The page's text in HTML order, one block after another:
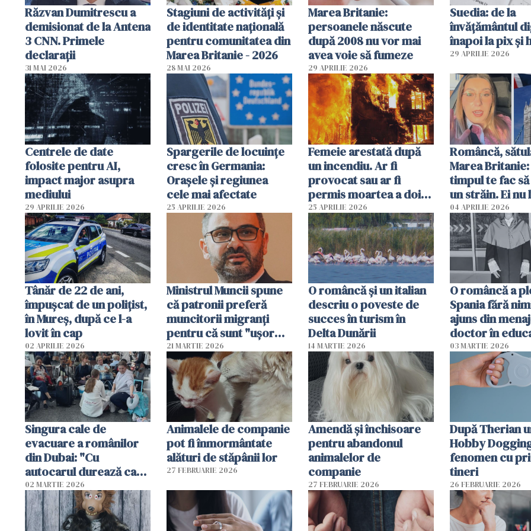
Răzvan Dumitrescu a
demisionat de la Antena
3 CNN. Primele
declarații
31 MAI 2026
Stagiuni de activități și
de identitate națională
pentru comunitatea din
Marea Britanie - 2026
28 MAI 2026
Marea Britanie:
persoanele născute
după 2008 nu vor mai
avea voie să fumeze
29 APRILIE 2026
Suedia: de la
învățământul
înapoi la pix și
29 APRILIE 2026
Centrele de date
folosite pentru AI,
impact major asupra
mediului
29 APRILIE 2026
Spargerile de locuințe
cresc în Germania:
Orașele și regiunea
cele mai afectate
25 APRILIE 2026
Femeie arestată după
un incendiu. Ar fi
provocat sau ar fi
permis moartea a doi
copii de 1 an și 3 ani
25 APRILIE 2026
Româncă,
Marea
timpul te fac
un străin. Ei nu
ca noi. În
oamenii sunt
04 APRILIE 2026
Tânăr de 22 de ani,
împușcat de un polițist,
în Mureș, după ce l-a
lovit în cap
02 APRILIE 2026
Ministrul Muncii spune
că patronii preferă
muncitorii migranți
pentru că sunt "uşor
dispensabili"
21 MARTIE 2026
O româncă și un italian
descriu o poveste de
succes în turism în
Delta Dunării
14 MARTIE 2026
O româncă a
Spania fără
ajuns din
doctor în
03 MARTIE 2026
Singura cale de
evacuare a românilor
din Dubai: "Cu
autocarul durează cam
două zile"
02 MARTIE 2026
Animalele de companie
pot fi înmormântate
alături de stăpânii lor
27 FEBRUARIE 2026
Amendă și închisoare
pentru abandonul
animalelor de
companie
27 FEBRUARIE 2026
După Therian
Hobby
fenomen cu
tineri
26 FEBRUARIE 2026